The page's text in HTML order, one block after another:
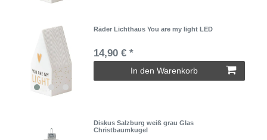
Räder Lichthaus You are my light LED
14,90 € *
In den Warenkorb
Diskus Salzburg weiß grau Glas
Christbaumkugel